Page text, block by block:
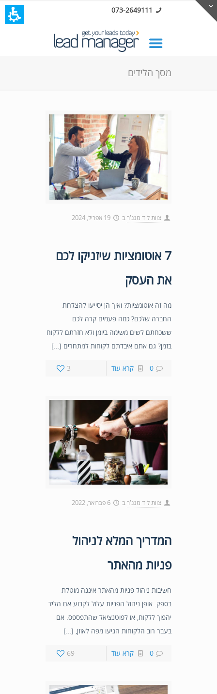
073-2649111
מסך הלידים
צוות ליד מנג'רב 19 אפריל, 2024
7 אוטומציות שיזניקו לכם
את העסק
מה זה אוטומציות? ואיך הן יסייעו להצלחת
החברה שלכם? כמה פעמים קרה לכם
ששכחתם לשים משימה ביומן ולא חזרתם ללקוח
בזמן? גם אתם איבדתם לקוחות למתחרים […]
3 0 קרא עוד
צוות ליד מנג'רב 6 פברואר, 2022
המדריך המלא לניהול
פניות מהאתר
חשיבות ניהול פניות מהאתר איננה מוטלת
בספק. אופן ניהול הפניות עלול לקבוע אם הליד
יהפוך ללקוח, או לפוטנציאל שהתפספס. אם
בעבר רוב הלקוחות הגיעו מפה לאוזן, […]
69 0 קרא עוד